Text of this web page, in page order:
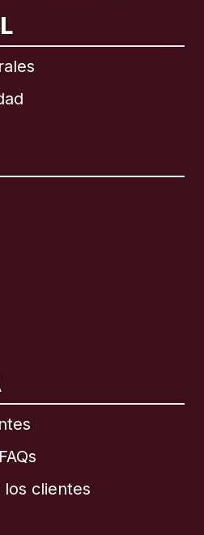
los clientes
English